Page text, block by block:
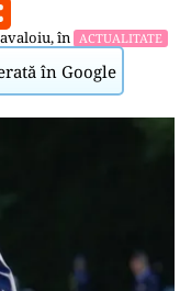
, în ACTUALITATE
în Google